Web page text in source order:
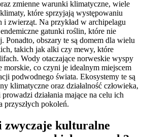
zmienne warunki klimatyczne, wiele
które sprzyjają występowaniu
zwierząt. Na przykład w archipelagu
gatunki roślin, które nie
Ponadto, obszary te są domem dla wielu
takich jak alki czy mewy, które
Wody otaczające norweskie wyspy
morskie, co czyni je idealnym miejscem
podwodnego świata. Ekosystemy te są
klimatyczne oraz działalność człowieka,
działania mające na celu ich
przyszłych pokoleń.
zwyczaje kulturalne